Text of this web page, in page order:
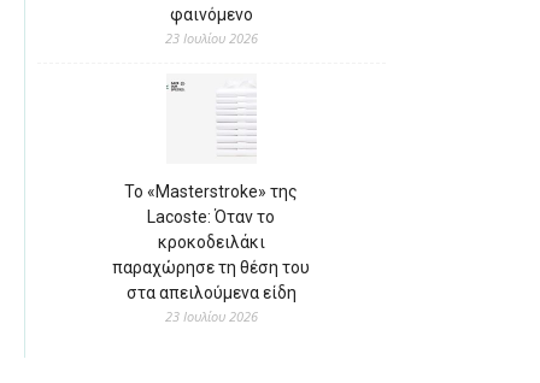
φαινόμενο
23 Ιουλίου 2026
Το «Masterstroke» της
Lacoste: Όταν το
κροκοδειλάκι
παραχώρησε τη θέση του
στα απειλούμενα είδη
23 Ιουλίου 2026